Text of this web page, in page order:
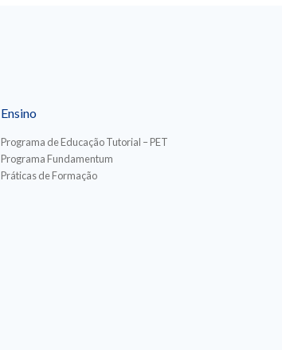
Ensino
Programa de Educação Tutorial – PET
Programa Fundamentum
Práticas de Formação